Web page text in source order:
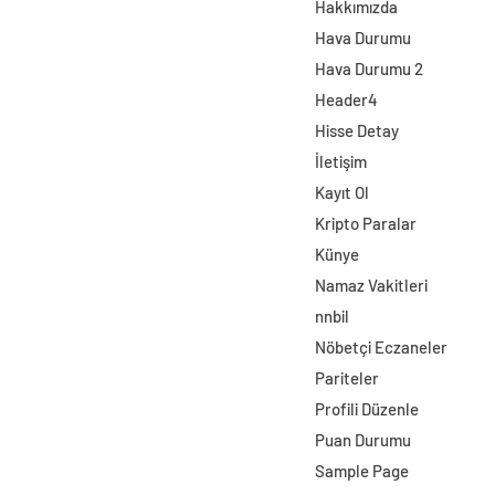
Hakkımızda
Hava Durumu
Hava Durumu 2
Header4
Hisse Detay
İletişim
Kayıt Ol
Kripto Paralar
Künye
Namaz Vakitleri
nnbil
Nöbetçi Eczaneler
Pariteler
Profili Düzenle
Puan Durumu
Sample Page